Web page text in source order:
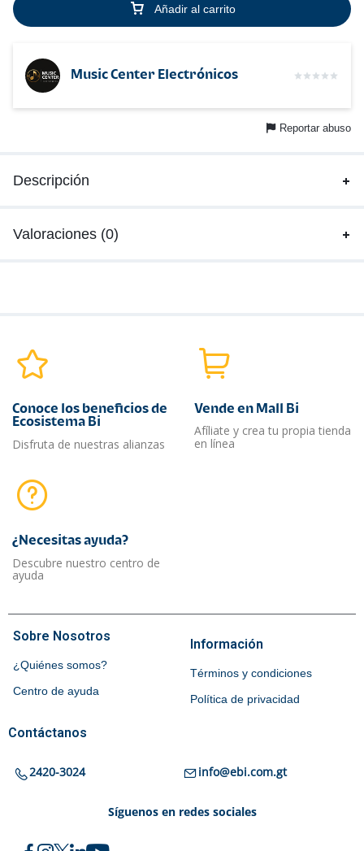
Añadir al carrito
Music Center Electrónicos
Reportar abuso
Descripción
Valoraciones (0)
Conoce los beneficios de
Ecosistema Bi
Disfruta de nuestras alianzas
Vende en Mall Bi
Afíliate y crea tu propia tienda
en línea
¿Necesitas ayuda?​
Descubre nuestro centro de
ayuda
Sobre Nosotros
¿Quiénes somos?
Centro de ayuda
Información
Términos y condiciones
Política de privacidad
Contáctanos
2420-3024 info@ebi.com.gt
Síguenos en redes sociales